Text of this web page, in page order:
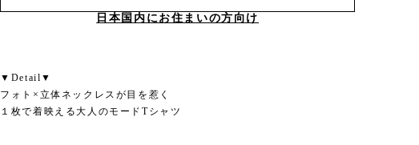
日本国内にお住まいの方向け
▼Detail▼
フォト×立体ネックレスが目を惹く
１枚で着映える大人のモードTシャツ